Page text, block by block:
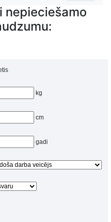
nepieciešamo
kg
cm
gadi